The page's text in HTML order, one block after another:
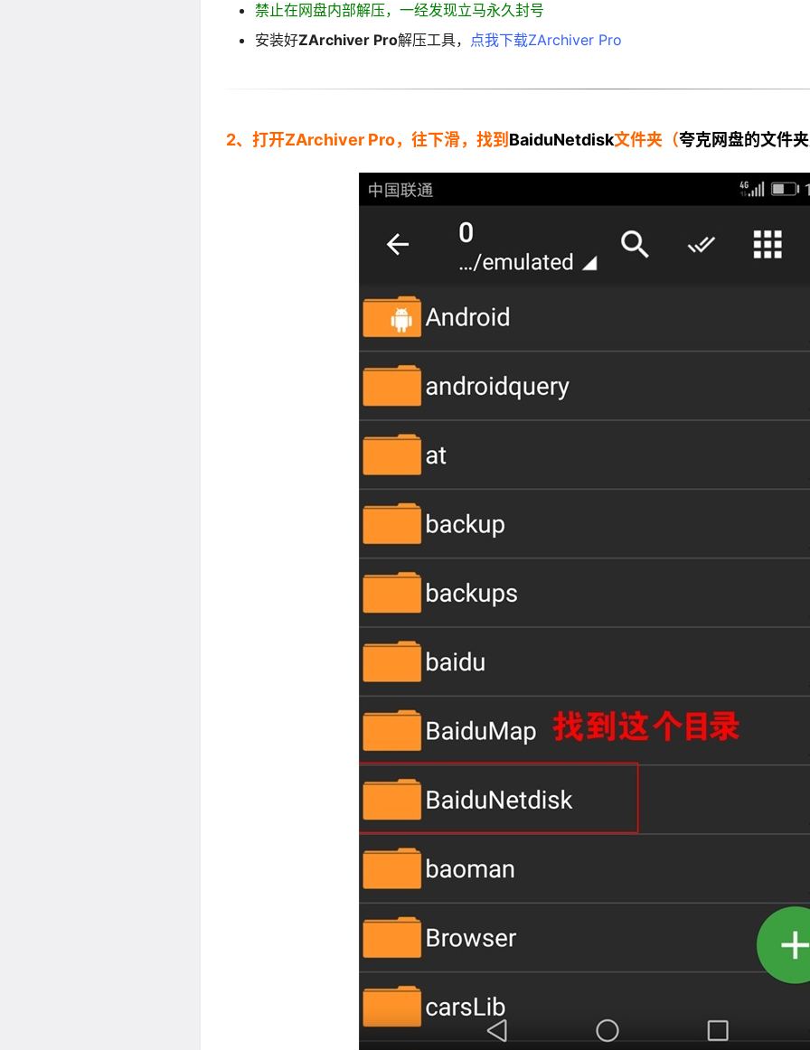
禁止在网盘内部解压，一经发现立马永久封号
安装好ZArchiver Pro解压工具， 点我下载ZArchiver Pro
2、打开ZArchiver Pro，往下滑，找到 BaiduNetdisk文件夹（夸克网盘的文件